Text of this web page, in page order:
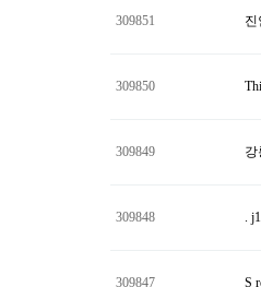
309851
309850
309849
309848 .
309847 S